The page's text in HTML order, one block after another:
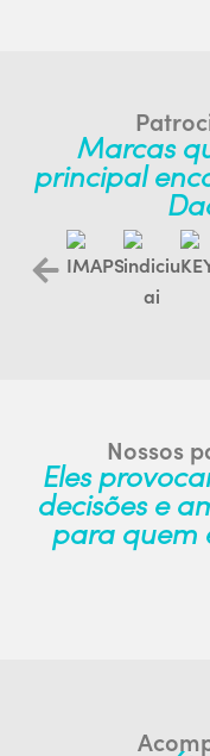
Marcas
principal
Nossos
Eles
decisões e
para quem